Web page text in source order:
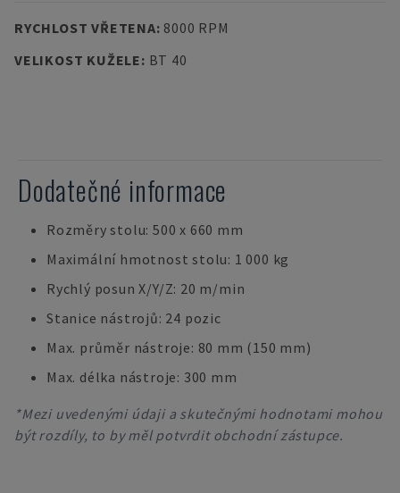
RYCHLOST VŘETENA: 8000 RPM
VELIKOST KUŽELE: BT 40
Dodatečné informace
Rozměry stolu: 500 x 660 mm
Maximální hmotnost stolu: 1 000 kg
Rychlý posun X/Y/Z: 20 m/min
Stanice nástrojů: 24 pozic
Max. průměr nástroje: 80 mm (150 mm)
Max. délka nástroje: 300 mm
*Mezi uvedenými údaji a skutečnými hodnotami mohou
být rozdíly, to by měl potvrdit obchodní zástupce.